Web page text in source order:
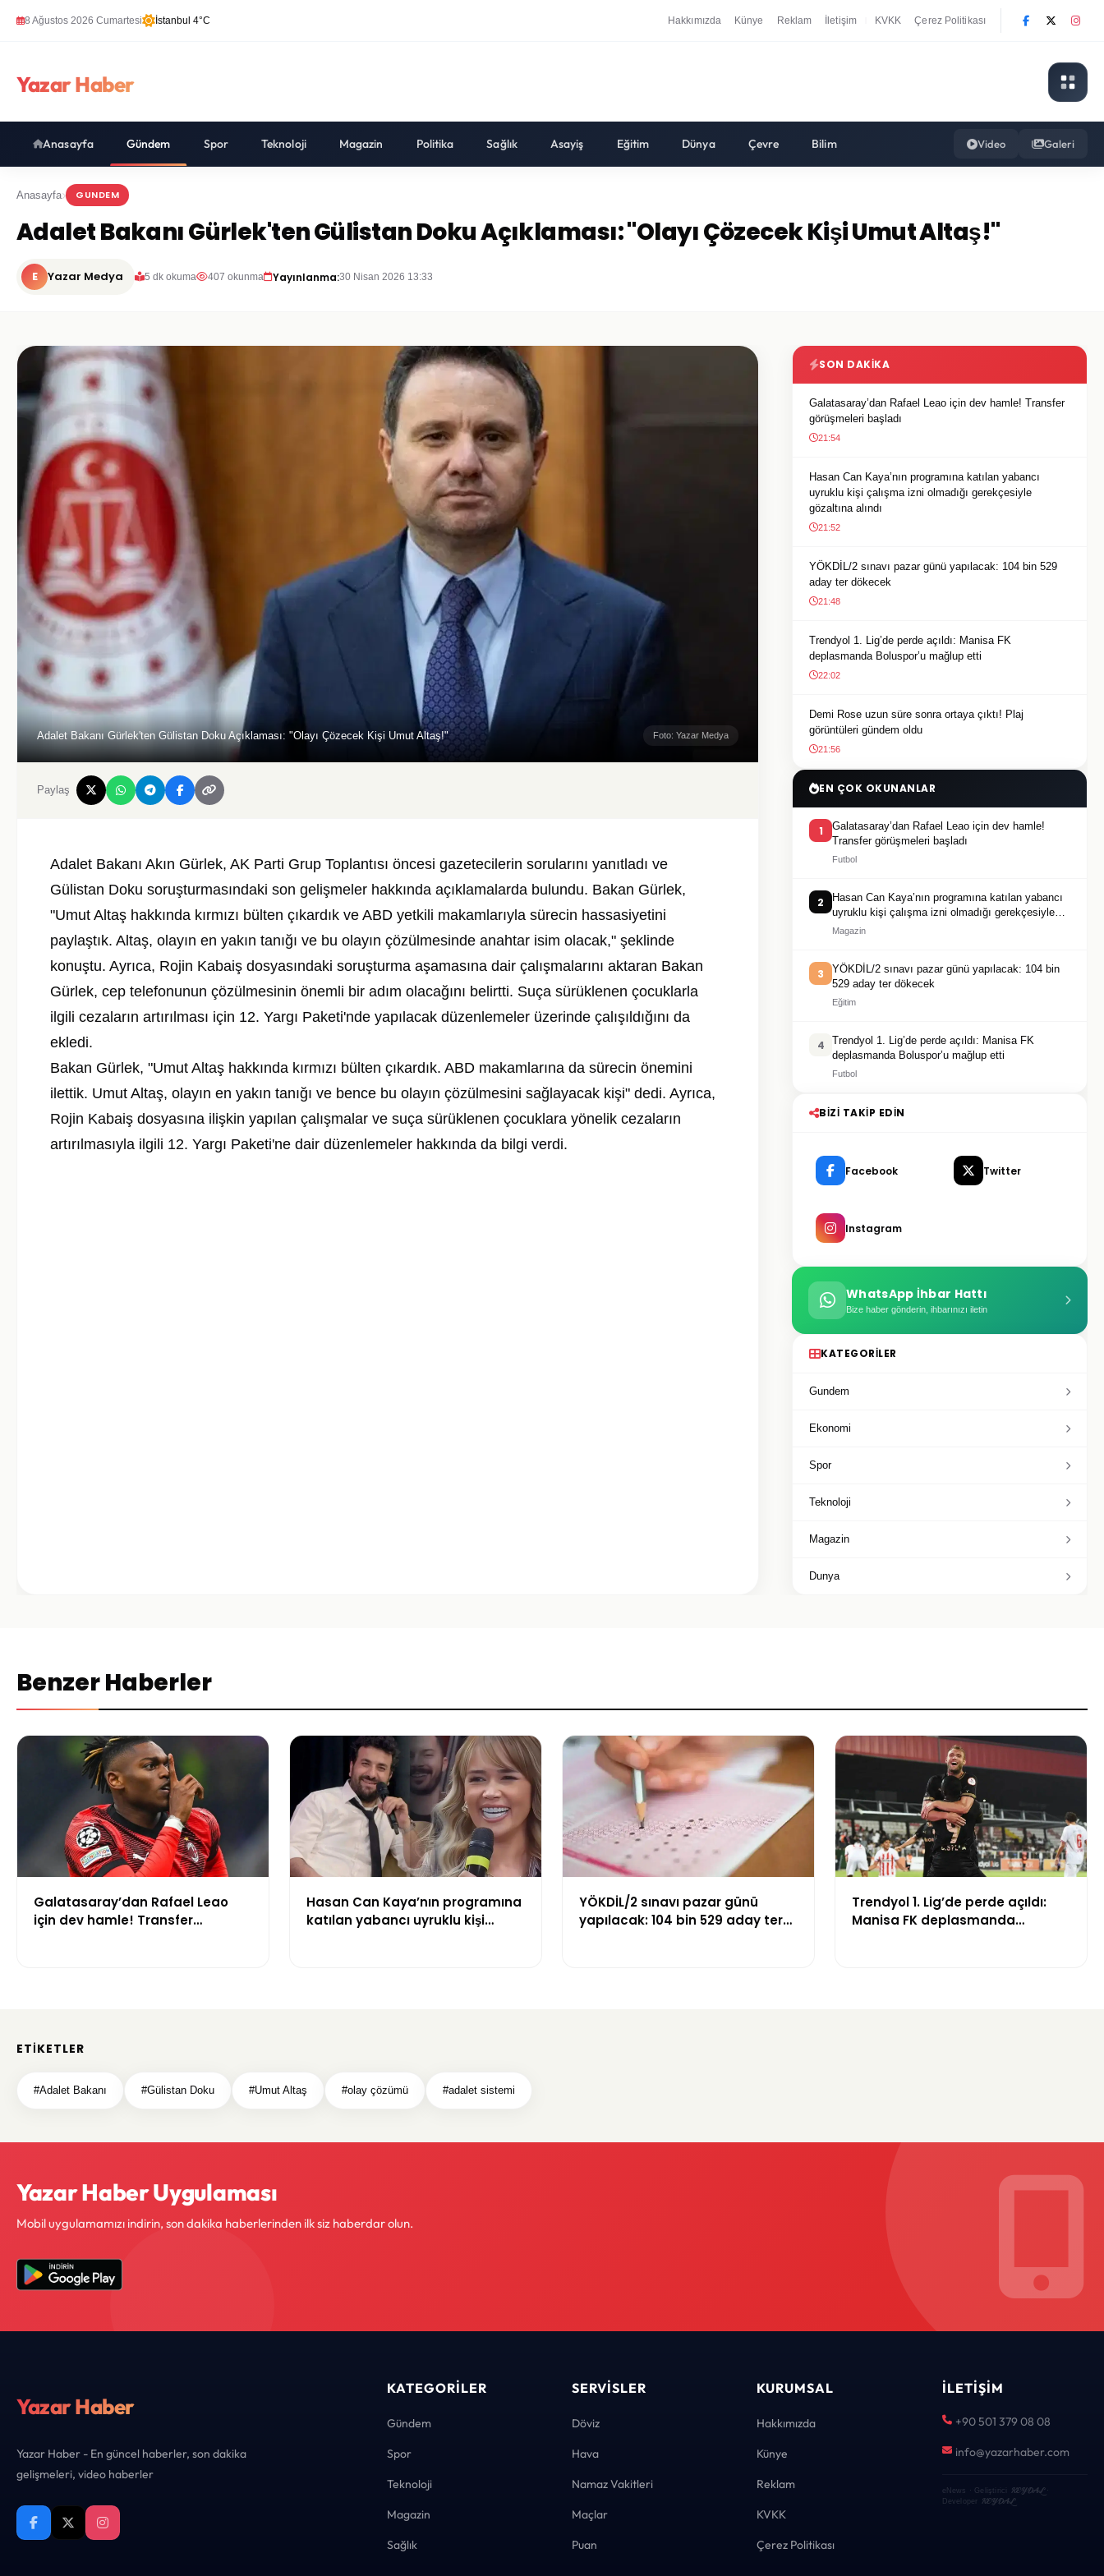
8 Ağustos 2026 Cumartesi İstanbul 4°C Hakkımızda Künye Reklam İletişim KVKK Çerez Politikası
Yazar Haber
Anasayfa Gündem Spor Teknoloji Magazin Politika Sağlık Asayiş Eğitim Dünya Çevre Bilim Video Galeri
Anasayfa GUNDEM
Adalet Bakanı Gürlek'ten Gülistan Doku Açıklaması: "Olayı Çözecek Kişi Umut Altaş!"
E Yazar Medya 5 dk okuma 407 okunma Yayınlanma:30 Nisan 2026 13:33
Adalet Bakanı Gürlek'ten Gülistan Doku Açıklaması: "Olayı Çözecek Kişi Umut Altaş!" Foto: Yazar Medya
Paylaş
Adalet Bakanı Akın Gürlek, AK Parti Grup Toplantısı öncesi gazetecilerin sorularını yanıtladı ve
Gülistan Doku soruşturmasındaki son gelişmeler hakkında açıklamalarda bulundu. Bakan Gürlek,
"Umut Altaş hakkında kırmızı bülten çıkardık ve ABD yetkili makamlarıyla sürecin hassasiyetini
paylaştık. Altaş, olayın en yakın tanığı ve bu olayın çözülmesinde anahtar isim olacak," şeklinde
konuştu. Ayrıca, Rojin Kabaiş dosyasındaki soruşturma aşamasına dair çalışmalarını aktaran Bakan
Gürlek, cep telefonunun çözülmesinin önemli bir adım olacağını belirtti. Suça sürüklenen çocuklarla
ilgili cezaların artırılması için 12. Yargı Paketi'nde yapılacak düzenlemeler üzerinde çalışıldığını da
ekledi.
Bakan Gürlek, "Umut Altaş hakkında kırmızı bülten çıkardık. ABD makamlarına da sürecin önemini
ilettik. Umut Altaş, olayın en yakın tanığı ve bence bu olayın çözülmesini sağlayacak kişi" dedi. Ayrıca,
Rojin Kabaiş dosyasına ilişkin yapılan çalışmalar ve suça sürüklenen çocuklara yönelik cezaların
artırılmasıyla ilgili 12. Yargı Paketi'ne dair düzenlemeler hakkında da bilgi verdi.
SON DAKIKA
Galatasaray’dan Rafael Leao için dev hamle! Transfer
görüşmeleri başladı
21:54
Hasan Can Kaya’nın programına katılan yabancı
uyruklu kişi çalışma izni olmadığı gerekçesiyle
gözaltına alındı
21:52
YÖKDİL/2 sınavı pazar günü yapılacak: 104 bin 529
aday ter dökecek
21:48
Trendyol 1. Lig’de perde açıldı: Manisa FK
deplasmanda Boluspor’u mağlup etti
22:02
Demi Rose uzun süre sonra ortaya çıktı! Plaj
görüntüleri gündem oldu
21:56
EN ÇOK OKUNANLAR
1
Galatasaray’dan Rafael Leao için dev hamle!
Transfer görüşmeleri başladı
Futbol
2
Hasan Can Kaya’nın programına katılan yabancı
uyruklu kişi çalışma izni olmadığı gerekçesiyle
gözaltına alındı
Magazin
3
YÖKDİL/2 sınavı pazar günü yapılacak: 104 bin
529 aday ter dökecek
Eğitim
4
Trendyol 1. Lig’de perde açıldı: Manisa FK
deplasmanda Boluspor’u mağlup etti
Futbol
BIZI TAKIP EDIN
Facebook Twitter
Instagram
WhatsApp İhbar Hattı
Bize haber gönderin, ihbarınızı iletin
KATEGORILER
Gundem
Ekonomi
Spor
Teknoloji
Magazin
Dunya
Benzer Haberler
Galatasaray’dan Rafael Leao
için dev hamle! Transfer
Hasan Can Kaya’nın programına
katılan yabancı uyruklu kişi
YÖKDİL/2 sınavı pazar günü
yapılacak: 104 bin 529 aday ter
Trendyol 1. Lig’de perde açıldı:
Manisa FK deplasmanda
ETIKETLER
#Adalet Bakanı #Gülistan Doku #Umut Altaş #olay çözümü #adalet sistemi
Yazar Haber Uygulaması
Mobil uygulamamızı indirin, son dakika haberlerinden ilk siz haberdar olun.
Yazar Haber
Yazar Haber - En güncel haberler, son dakika
gelişmeleri, video haberler
KATEGORILER
Gündem
Spor
Teknoloji
Magazin
Sağlık
SERVISLER
Döviz
Hava
Namaz Vakitleri
Maçlar
Puan
KURUMSAL
Hakkımızda
Künye
Reklam
KVKK
Çerez Politikası
İLETIŞIM
+90 501 379 08 08
info@yazarhaber.com
eNews · Geliştirici KEYDAL·
Developer KEYDAL